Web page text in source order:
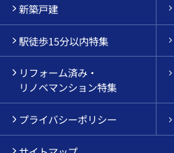
新築戸建
駅徒歩15分以内特集
リフォーム済み・
リノベマンション特集
プライバシーポリシー